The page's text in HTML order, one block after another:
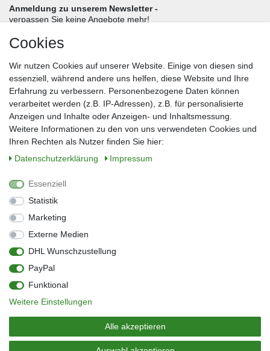
Anmeldung zu unserem Newsletter -
verpassen Sie keine Angebote mehr!
Nachname*
E-Mail*
Sie können den Newsletter jederzeit kostenlos abbestellen.
** gilt für Lieferungen innerhalb Deutschlands, Lieferzeiten für andere Länder
entnehmen Sie bitte der Schaltfläche mit den Versandinformationen
Widerrufs­recht
Kontakt
Barrierefreiheitserklärung
Zahlung & Versand
Vertrag widerrufen
© Copyright 2026 | Alle Rechte vorbehalten.
Cookies
Wir nutzen Cookies auf unserer Website. Einige von diesen sind
essenziell, während andere uns helfen, diese Website und Ihre
Erfahrung zu verbessern. Personenbezogene Daten können
verarbeitet werden (z.B. IP-Adressen), z.B. für personalisierte
Anzeigen und Inhalte oder Anzeigen- und Inhaltsmessung.
Weitere Informationen zu den von uns verwendeten Cookies und
Ihren Rechten als Nutzer finden Sie hier:
Daten­schutz­erklärung
Impressum
Essenziell
Statistik
Marketing
Externe Medien
DHL Wunschzustellung
PayPal
Funktional
Weitere Einstellungen
Alle akzeptieren